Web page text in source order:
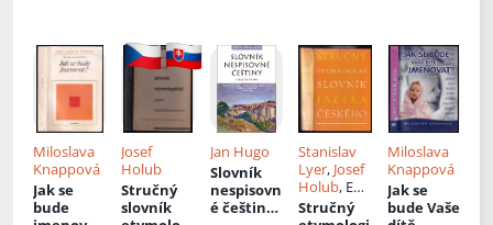
Miloslava
Knappová
Jak se
bude
Josef
Holub
Stručný
slovník
Jan Hugo
Slovník
nespisovn
é češtiny:
Stanislav
Lyer, Josef
Holub, Ed.
Ivan
Stručný
Miloslava
Knappová
Jak se
bude Vaše